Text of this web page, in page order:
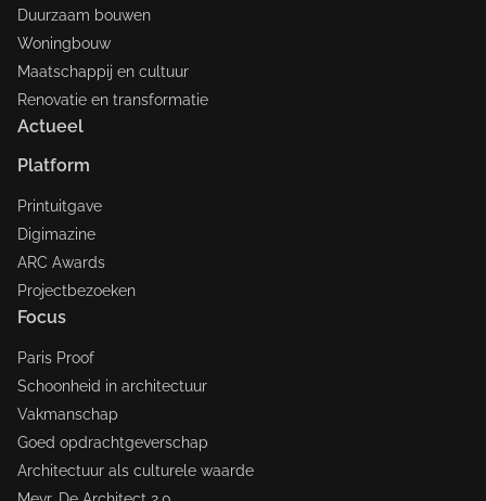
Duurzaam bouwen
Woningbouw
Maatschappij en cultuur
Renovatie en transformatie
Actueel
Platform
Printuitgave
Digimazine
ARC Awards
Projectbezoeken
Focus
Paris Proof
Schoonheid in architectuur
Vakmanschap
Goed opdrachtgeverschap
Architectuur als culturele waarde